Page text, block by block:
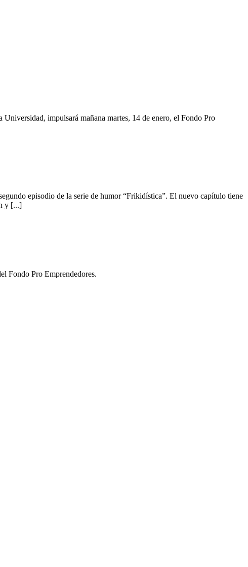
impulsará mañana martes, 14 de enero, el Fondo Pro
episodio de la serie de humor “Frikidística”. El nuevo capítulo tiene
y [...]
Fondo Pro Emprendedores.